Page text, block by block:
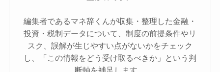
編集者であるマネ辞くんが収集・整理した金融・
投資・税制データについて、制度の前提条件やリ
スク、誤解が生じやすい点がないかをチェック
し、「この情報をどう受け取るべきか」という判
断軸を補足します。